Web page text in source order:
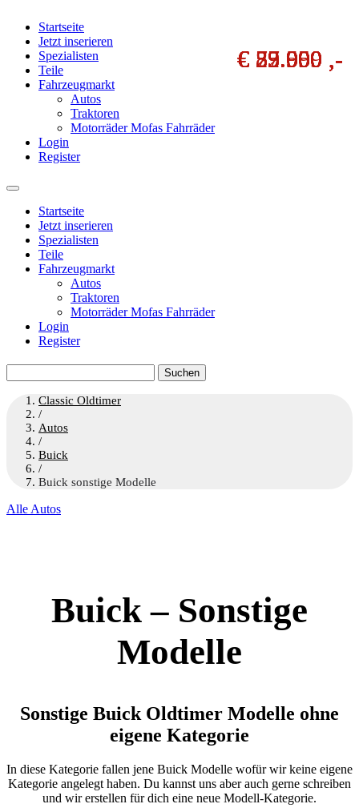
Startseite
Jetzt inserieren
Spezialisten
Teile
Fahrzeugmarkt
Autos
Traktoren
Motorräder Mofas Fahrräder
Login
Register
Startseite
Jetzt inserieren
Spezialisten
Teile
Fahrzeugmarkt
Autos
Traktoren
Motorräder Mofas Fahrräder
Login
Register
nach:
Classic Oldtimer
/
Autos
/
Buick
/
Buick sonstige Modelle
Alle Autos
Buick – Sonstige
Modelle
Sonstige Buick Oldtimer Modelle ohne
eigene Kategorie
In diese Kategorie fallen jene Buick Modelle wofür wir keine eigene
Kategorie angelegt haben. Du kannst uns aber auch gerne schreiben
und wir erstellen für dich eine neue Modell-Kategorie.
€ 29.999 ,-
€ 37.900 ,-
€ 79.950 ,-
€ 89.950 ,-
€ 35.900 ,-
€ 22.500 ,-
€ 55.000 ,-
€ 55.000 ,-
€ 55.000 ,-
€ 55.000 ,-